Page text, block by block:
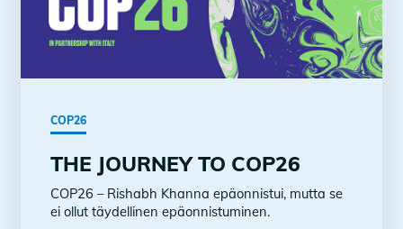
COP26
THE JOURNEY TO COP26
COP26 – Rishabh Khanna epäonnistui, mutta se
ei ollut täydellinen epäonnistuminen.